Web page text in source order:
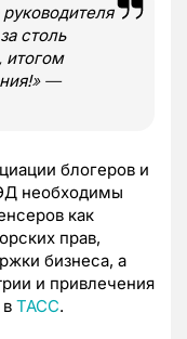
столь
итогом
» —
блогеров и
необходимы
как
прав,
бизнеса, а
и привлечения
ТАСС.